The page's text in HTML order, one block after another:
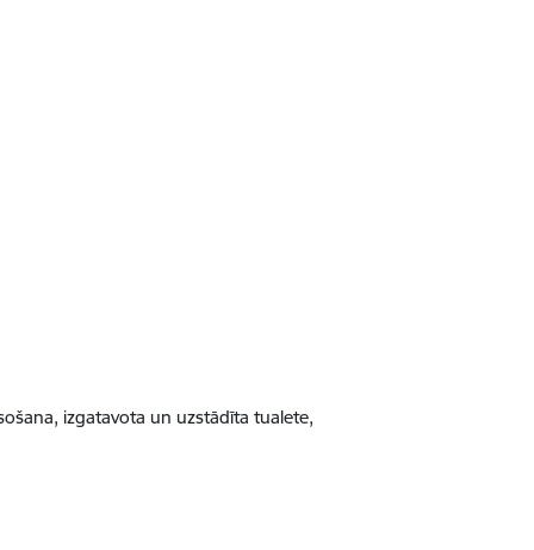
izgatavota un uzstādīta tualete,